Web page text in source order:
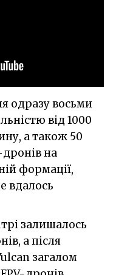
одразу восьми
від 1000
а також 50
на
формації,
вдалось
залишалось
а після
загалом